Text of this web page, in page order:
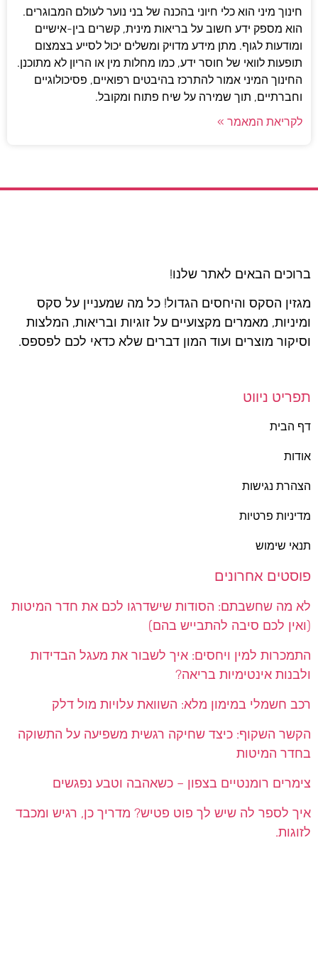
חינוך מיני הוא כלי חיוני בהכנה של בני נוער לעולם המבוגרים.
הוא מספק ידע חשוב על בריאות מינית, קשרים בין-אישיים
ומודעות לגוף. מתן מידע מדויק ומשלים יכול לסייע בצמצום
תופעות לוואי של חוסר ידע, כמו מחלות מין או הריון לא מתוכנן.
החינוך המיני אמור להתרכז בהיבטים רפואיים, פסיכולוגיים
וחברתיים, תוך שמירה על שיח פתוח ומקובל.
לקריאת המאמר »
ברוכים הבאים לאתר שלנו!
מגזין הסקס והיחסים הגדול! כל מה שמעניין על סקס
ומיניות, מאמרים מקצועיים על זוגיות ובריאות, המלצות
וסיקור מוצרים ועוד המון דברים שלא כדאי לכם לפספס.
תפריט ניווט
דף הבית
אודות
הצהרת נגישות
מדיניות פרטיות
תנאי שימוש
פוסטים אחרונים
לא מה שחשבתם: הסודות שישדרגו לכם את חדר המיטות
(ואין לכם סיבה להתבייש בהם)
התמכרות למין ויחסים: איך לשבור את מעגל הבדידות
ולבנות אינטימיות בריאה?
רכב חשמלי במימון מלא: השוואת עלויות מול דלק
הקשר השקוף: כיצד שחיקה רגשית משפיעה על התשוקה
בחדר המיטות
צימרים רומנטיים בצפון – כשאהבה וטבע נפגשים
איך לספר לה שיש לך פוט פטיש? מדריך כן, רגיש ומכבד
לזוגות.